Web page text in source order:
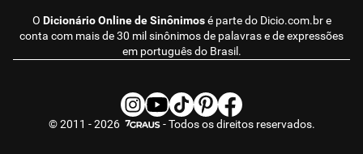
O Dicionário Online de Sinônimosé parte do Dicio.com.bre
conta com mais de 30 mil sinônimos de palavras e de expressões
em português do Brasil.
© 2011 - 2026 - Todos os direitos reservados.